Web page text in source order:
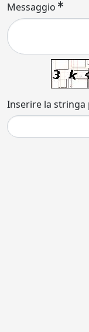
Messaggio
Inserire la